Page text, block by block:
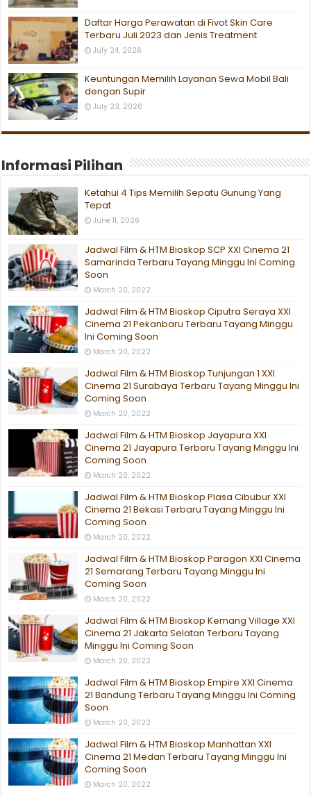
Daftar Harga Perawatan di Fivot Skin Care
Terbaru Juli 2023 dan Jenis Treatment
July 24, 2026
Keuntungan Memilih Layanan Sewa Mobil Bali
dengan Supir
July 23, 2026
Informasi Pilihan
Ketahui 4 Tips Memilih Sepatu Gunung Yang
Tepat
June 11, 2026
Jadwal Film & HTM Bioskop SCP XXI Cinema 21
Samarinda Terbaru Tayang Minggu Ini Coming
Soon
March 20, 2022
Jadwal Film & HTM Bioskop Ciputra Seraya XXI
Cinema 21 Pekanbaru Terbaru Tayang Minggu
Ini Coming Soon
March 20, 2022
Jadwal Film & HTM Bioskop Tunjungan 1 XXI
Cinema 21 Surabaya Terbaru Tayang Minggu Ini
Coming Soon
March 20, 2022
Jadwal Film & HTM Bioskop Jayapura XXI
Cinema 21 Jayapura Terbaru Tayang Minggu Ini
Coming Soon
March 20, 2022
Jadwal Film & HTM Bioskop Plasa Cibubur XXI
Cinema 21 Bekasi Terbaru Tayang Minggu Ini
Coming Soon
March 20, 2022
Jadwal Film & HTM Bioskop Paragon XXI Cinema
21 Semarang Terbaru Tayang Minggu Ini
Coming Soon
March 20, 2022
Jadwal Film & HTM Bioskop Kemang Village XXI
Cinema 21 Jakarta Selatan Terbaru Tayang
Minggu Ini Coming Soon
March 20, 2022
Jadwal Film & HTM Bioskop Empire XXI Cinema
21 Bandung Terbaru Tayang Minggu Ini Coming
Soon
March 20, 2022
Jadwal Film & HTM Bioskop Manhattan XXI
Cinema 21 Medan Terbaru Tayang Minggu Ini
Coming Soon
March 20, 2022